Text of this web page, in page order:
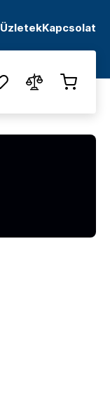
ÜzletekKapcsolat